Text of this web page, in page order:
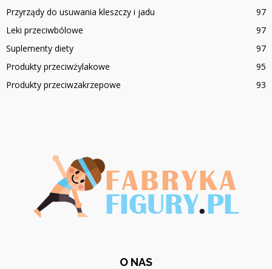
Przyrządy do usuwania kleszczy i jadu
97
Leki przeciwbólowe
97
Suplementy diety
97
Produkty przeciwżylakowe
95
Produkty przeciwzakrzepowe
93
O NAS